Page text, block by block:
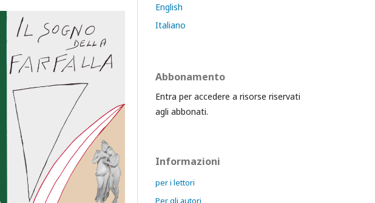
English
Italiano
Abbonamento
Entra per accedere a risorse riservati
agli abbonati.
Informazioni
per i lettori
Per gli autori